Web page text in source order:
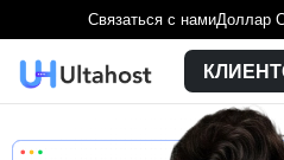
Связаться с намиДоллар